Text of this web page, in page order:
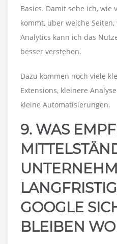
Basics. Damit sehe ich, wie
kommt, über welche
Analytics kann ich das
besser verstehen.
Dazu kommen noch viele
Extensions, kleinere
kleine Automatisierungen.
9. WAS
GOOGLE
BLEIBEN